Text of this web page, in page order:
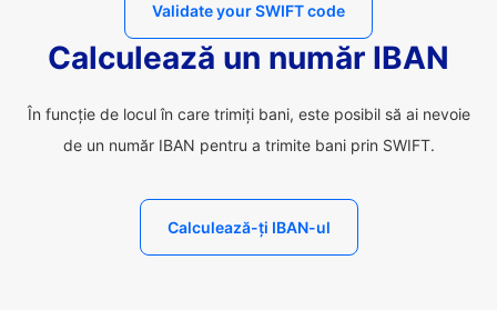
Validate your SWIFT code
Calculează un număr IBAN
În funcție de locul în care trimiți bani, este posibil să ai nevoie
de un număr IBAN pentru a trimite bani prin SWIFT.
Calculează-ți IBAN-ul